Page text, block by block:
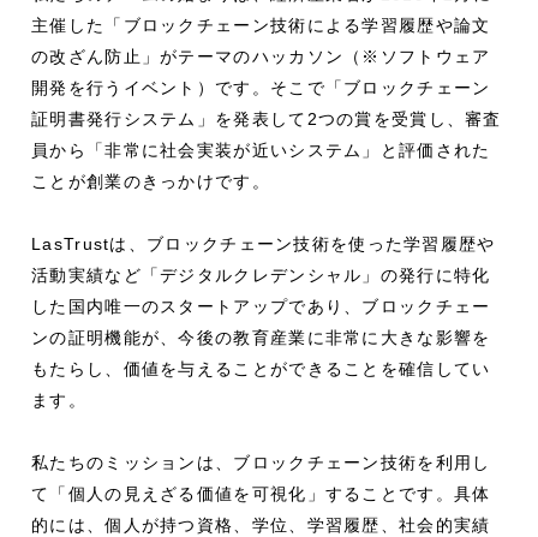
主催した「ブロックチェーン技術による学習履歴や論文
の改ざん防止」がテーマのハッカソン（※ソフトウェア
開発を行うイベント）です。そこで「ブロックチェーン
証明書発行システム」を発表して2つの賞を受賞し、審査
員から「非常に社会実装が近いシステム」と評価された
ことが創業のきっかけです。
LasTrustは、ブロックチェーン技術を使った学習履歴や
活動実績など「デジタルクレデンシャル」の発行に特化
した国内唯一のスタートアップであり、ブロックチェー
ンの証明機能が、今後の教育産業に非常に大きな影響を
もたらし、価値を与えることができることを確信してい
ます。
私たちのミッションは、ブロックチェーン技術を利用し
て「個人の見えざる価値を可視化」することです。具体
的には、個人が持つ資格、学位、学習履歴、社会的実績